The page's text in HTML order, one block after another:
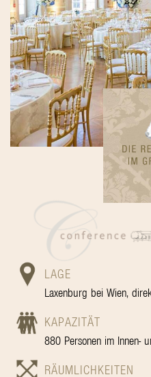
LAGE
Laxenburg bei Wien,
KAPAZITÄT
880 Personen im Innen-
RÄUMLICHKEITEN